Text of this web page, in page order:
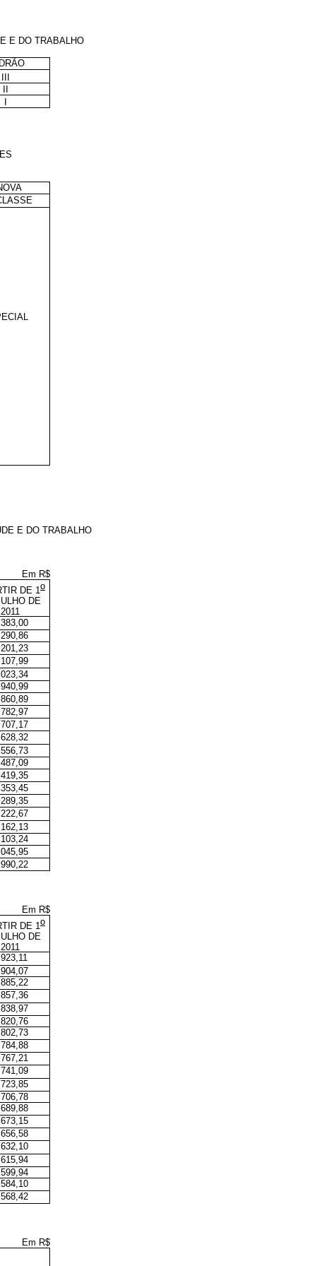
E DO TRABALHO
E DO TRABALHO
Em R$
DE 1o
DE
2011
Em R$
DE 1o
DE
2011
Em R$